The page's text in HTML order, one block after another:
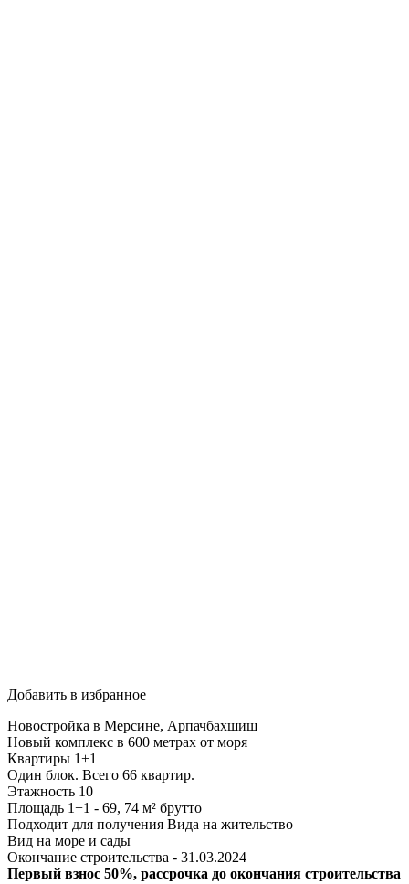
Добавить в избранное
Новостройка в Мерсине, Арпачбахшиш
Новый комплекс в 600 метрах от моря
Квартиры 1+1
Один блок. Всего 66 квартир.
Этажность 10
Площадь 1+1 - 69, 74 м² брутто
Подходит для получения Вида на жительство
Вид на море и сады
Окончание строительства - 31.03.2024
Первый взнос 50%, рассрочка до окончания строительства